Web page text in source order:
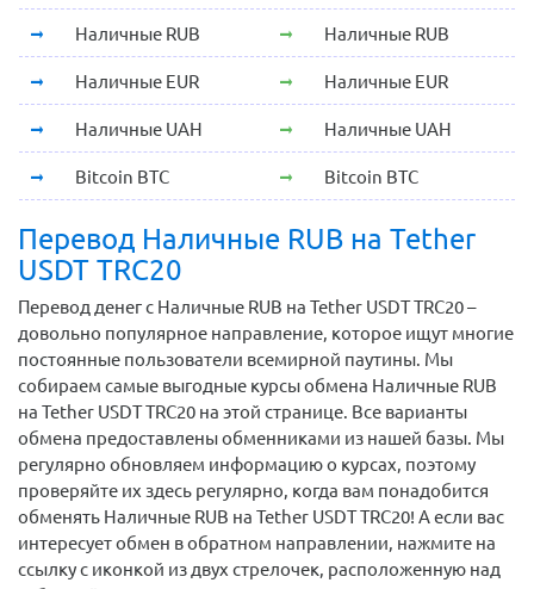
Наличные RUB Наличные RUB
Наличные EUR Наличные EUR
Наличные UAH Наличные UAH
Bitcoin BTC Bitcoin BTC
Перевод Наличные RUB на Tether
USDT TRC20
Перевод денег с Наличные RUB на Tether USDT TRC20 –
довольно популярное направление, которое ищут многие
постоянные пользователи всемирной паутины. Мы
собираем самые выгодные курсы обмена Наличные RUB
на Tether USDT TRC20 на этой странице. Все варианты
обмена предоставлены обменниками из нашей базы. Мы
регулярно обновляем информацию о курсах, поэтому
проверяйте их здесь регулярно, когда вам понадобится
обменять Наличные RUB на Tether USDT TRC20! А если вас
интересует обмен в обратном направлении, нажмите на
ссылку с иконкой из двух стрелочек, расположенную над